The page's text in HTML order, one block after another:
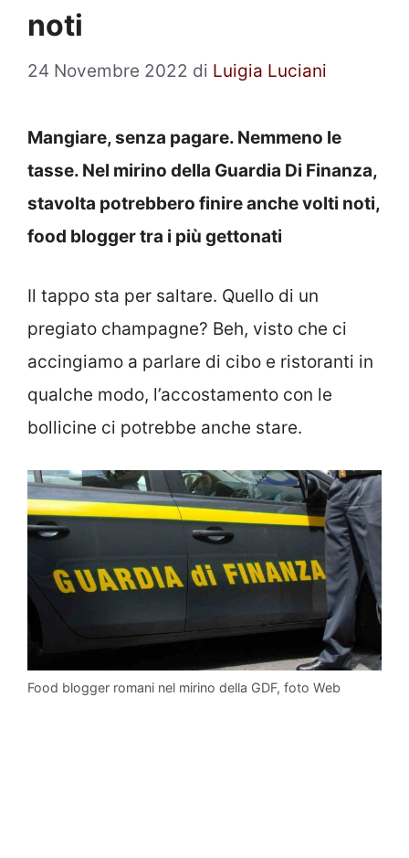
noti
24 Novembre 2022 di Luigia Luciani
Mangiare, senza pagare. Nemmeno le
tasse. Nel mirino della Guardia Di Finanza,
stavolta potrebbero finire anche volti noti,
food blogger tra i più gettonati
Il tappo sta per saltare. Quello di un
pregiato champagne? Beh, visto che ci
accingiamo a parlare di cibo e ristoranti in
qualche modo, l’accostamento con le
bollicine ci potrebbe anche stare.
Food blogger romani nel mirino della GDF, foto Web